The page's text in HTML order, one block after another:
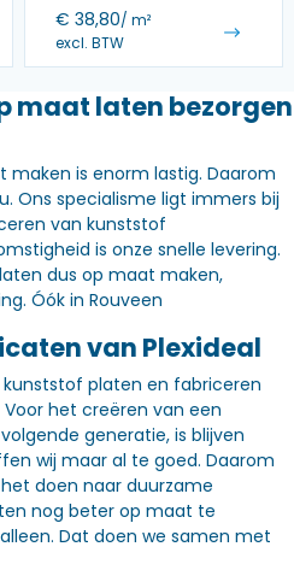
€ 38,80/ m²
excl. BTW
maat laten bezorgen
is enorm lastig. Daarom
Ons specialisme ligt immers bij
van kunststof
is onze snelle levering.
dus op maat maken,
Óók in Rouveen
van Plexideal
kunststof platen en fabriceren
het creëren van een
generatie, is blijven
wij maar al te goed. Daarom
doen naar duurzame
nog beter op maat te
Dat doen we samen met